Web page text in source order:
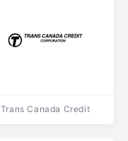
Trans Canada Credit